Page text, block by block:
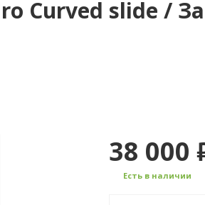
Curved slide /
38 000
Есть в наличии